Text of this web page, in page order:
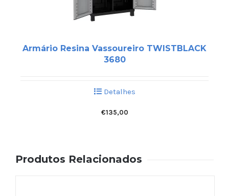
Armário Resina Vassoureiro TWISTBLACK
3680
Detalhes
€135,00
Produtos Relacionados